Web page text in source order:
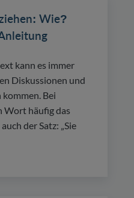
Wie?
kann es immer
Diskussionen und
Bei
Wort häufig das
der Satz: „Sie